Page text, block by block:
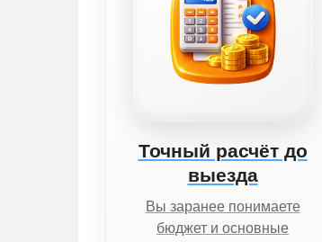
Точный расчёт до
выезда
Вы заранее понимаете
бюджет и основные